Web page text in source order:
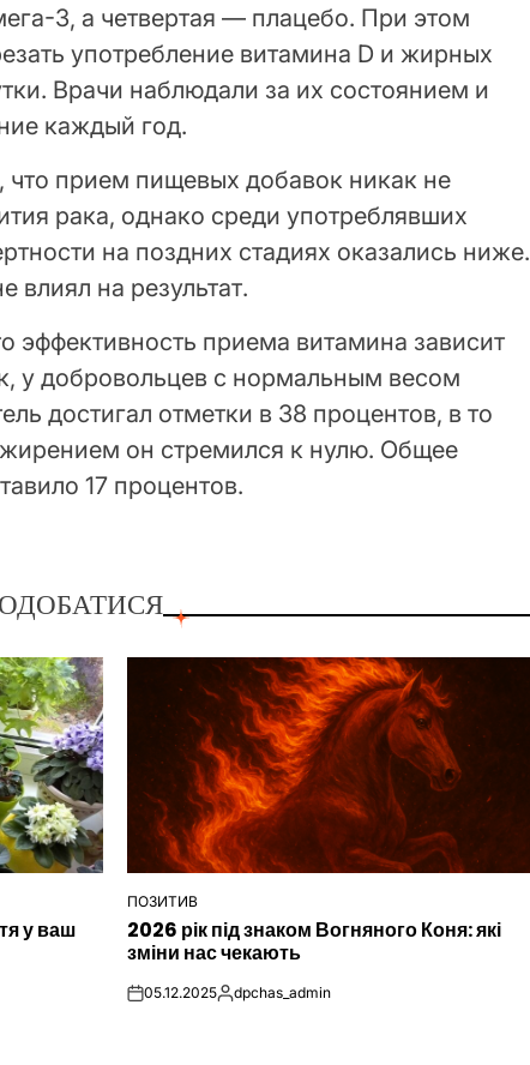
3, а четвертая — плацебо. При этом
употребление витамина D и жирных
Врачи наблюдали за их состоянием и
каждый год.
прием пищевых добавок никак не
рака, однако среди употреблявших
на поздних стадиях оказались ниже.
влиял на результат.
эффективность приема витамина зависит
у добровольцев с нормальным весом
достигал отметки в 38 процентов, в то
он стремился к нулю. Общее
17 процентов.
у ваш
ОПУБЛІКУВАТИ
У
ПОЗИТИВ
2026 рік під знаком Вогняного Коня: які
зміни нас чекають
on05.12.2025Опубліковано
dpchas_admin